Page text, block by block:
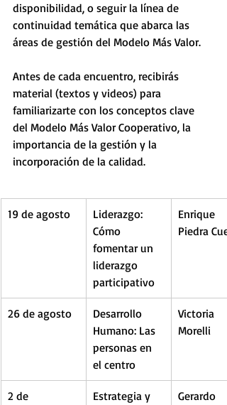
disponibilidad, o seguir la línea de
continuidad temática que abarca las
áreas de gestión del Modelo Más Valor.
Antes de cada encuentro, recibirás
material (textos y videos) para
familiarizarte con los conceptos clave
del Modelo Más Valor Cooperativo, la
importancia de la gestión y la
incorporación de la calidad.
19 de agosto
Liderazgo:
Cómo
fomentar un
liderazgo
participativo
Enrique
Piedra
26 de agosto
Desarrollo
Humano: Las
personas en
el centro
Victoria
Morelli
2 de
Estrategia y
Gerardo